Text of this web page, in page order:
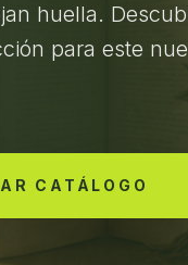
huella.
para este
CATÁLOGO